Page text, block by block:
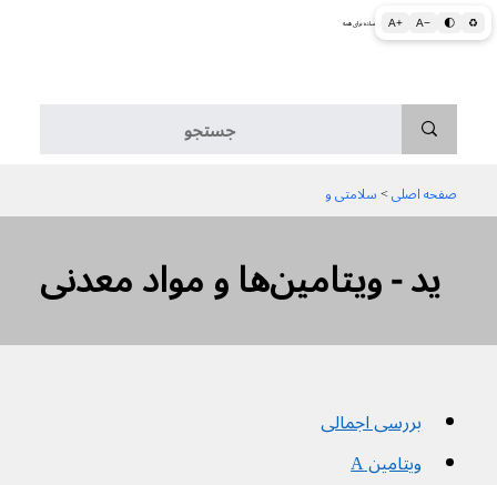
A+ A− 🌓 ♻ اطلاعات پزشکی و بهداشتی به زبان ساده برای همه
صفحه اصلی > سلامتی و
ید - ویتامین‌ها و مواد معدنی
بررسی اجمالی
ویتامین A